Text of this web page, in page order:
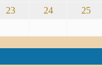
23 24
25